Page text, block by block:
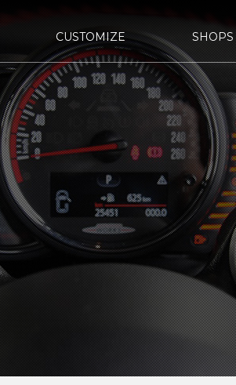
CUSTOMIZE SHOPS
買取査定 bond車検 国
ニュー STYLE&WORKS
bond URAWA-
HIGASHI
bond
bond OSAKA
bond GLASS bond
キャンペーン情報 サステナビリティ